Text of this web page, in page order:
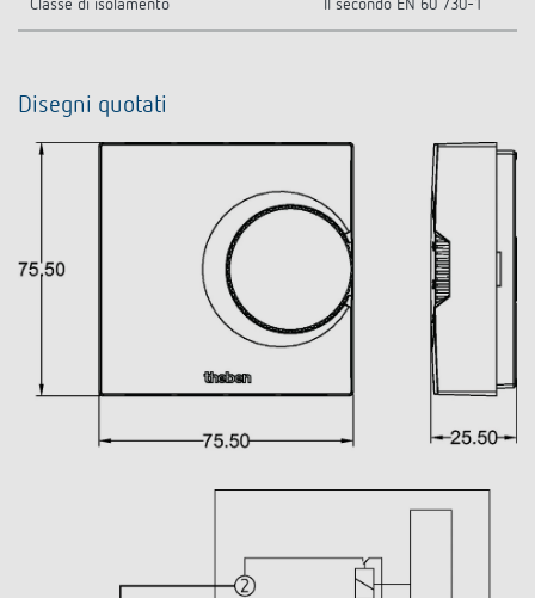
Classe di isolamento II secondo EN 60 730-1
Disegni quotati